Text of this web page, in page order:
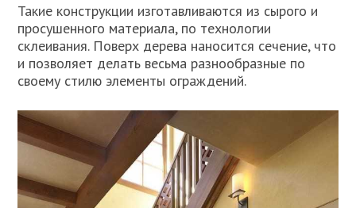
Такие конструкции изготавливаются из сырого и
просушенного материала, по технологии
склеивания. Поверх дерева наносится сечение, что
и позволяет делать весьма разнообразные по
своему стилю элементы ограждений.